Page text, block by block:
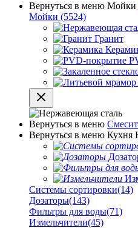
Вернуться в меню Мойки
Мойки (5524)
Гранит
Вернуться в меню
Вернуться в меню Кухня
Системы сортировки(14)
Дозаторы(143)
Фильтры для воды(71)
Измельчители(45)